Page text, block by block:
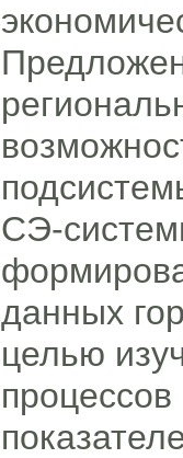
СЭ-
данных
целью